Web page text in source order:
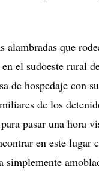
alambradas que
el sudoeste rural
de hospedaje con
de los
pasar una hora
en este lugar
simplemente